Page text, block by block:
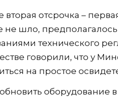
вторая отсрочка –
не шло,
технического
говорили, что у
на простое
оборудование